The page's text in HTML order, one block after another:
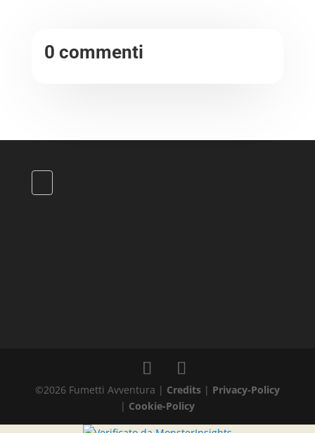
0 commenti
©2026 Fumetti Avventura | Credits| Privacy-Policy
| Cookie-Policy